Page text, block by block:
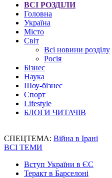
ВСІ РОЗДІЛИ
Головна
Україна
Місто
Світ
Всі новини розділу
Росія
Бізнес
Наука
Шоу-бізнес
Спорт
Lifestyle
БЛОГИ ЧИТАЧІВ
СПЕЦТЕМА: Війна в Ірані
ВСІ ТЕМИ
Вступ України в ЄС
Теракт в Барселоні